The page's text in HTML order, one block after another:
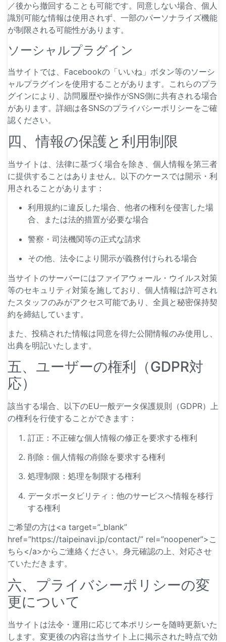
／後から撤回することも可能です。同意しない場合、個人
識別可能な情報は使用されず、一部のパーソナライズ機能
が制限される可能性があります。
ソーシャルプラグイン
当サイトでは、Facebookの「いいね」ボタン等のソーシ
ャルプラグインを使用することがあります。これらのプラ
グインにより、訪問履歴や操作がSNS側に共有される場合
があります。詳細は各SNSのプライバシーポリシーをご確
認ください。
四、情報の保護と利用制限
当サイトは、法律に基づく場合を除き、個人情報を第三者
に提供することはありません。以下のケースでは開示・利
用されることがあります：
利用規約に違反した場合、他者の権利を侵害した場
合、または法的措置が必要な場合
警察・司法機関等の正式な請求
その他、法令により開示が義務付けられる場合
当サイトのサーバーにはファイアウォール・ウイルス対策
等のセキュリティ対策を施しており、個人情報は許可され
たスタッフのみがアクセス可能であり、全員と秘密保持契
約を締結しています。
また、投稿された情報は同意を得た公開情報のみ使用し、
出典を明記いたします。
五、ユーザーの権利（GDPR対
応）
該当する場合、以下のEU一般データ保護規則（GDPR）上
の権利を行使することができます：
訂正：不正確な個人情報の修正を要求する権利
削除：個人情報の削除を要求する権利
処理制限：処理を制限する権利
データポータビリティ：他のサービスへ情報を移行
する権利
ご希望の方は<a target=”_blank”
href=”https://taipeinavi.jp/contact/” rel=”noopener”>こ
ちら</a>からご連絡ください。身元確認の上、対応させ
ていただきます。
六、プライバシーポリシーの変
更について
当サイトは法令・運用に応じて本ポリシーを随時更新いた
します。変更後の内容は当サイト上に掲示された時点で効